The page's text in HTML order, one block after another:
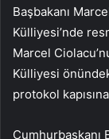
Başbakanı
Külliyesi’nde
Marcel
Külliyesi
protokol
Cumhurbaşkanı